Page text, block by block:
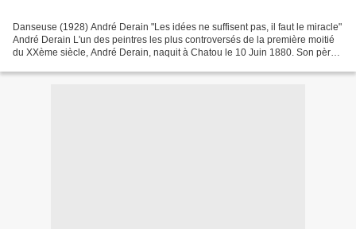
Danseuse (1928) André Derain "Les idées ne suffisent pas, il faut le miracle"
André Derain L'un des peintres les plus controversés de la première moitié
du XXème siècle, André Derain, naquit à Chatou le 10 Juin 1880. Son père,